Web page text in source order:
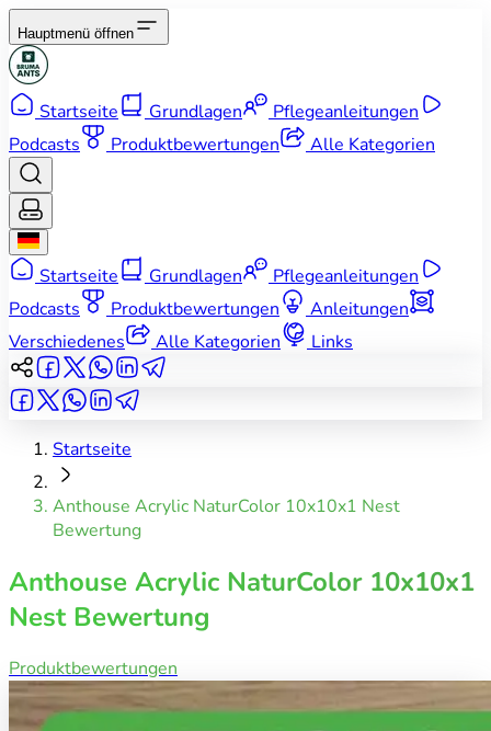
Hauptmenü öffnen
Startseite Grundlagen
Pflegeanleitungen
Podcasts
Produktbewertungen Alle Kategorien
Startseite Grundlagen
Pflegeanleitungen
Podcasts
Produktbewertungen
Anleitungen
Verschiedenes
Alle Kategorien Links
Startseite
Anthouse Acrylic NaturColor 10x10x1 Nest
Bewertung
Anthouse Acrylic NaturColor 10x10x1
Nest Bewertung
Produktbewertungen